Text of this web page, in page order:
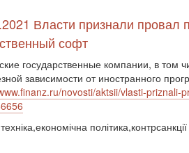
Власти признали провал
софт
государственные компании, в том
зависимости от иностранного
novosti/aktsii/vlasti-
політика,контрсанкції